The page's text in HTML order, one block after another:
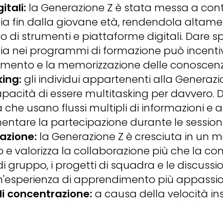
la Generazione Z è stata messa a
fin dalla giovane età, rendendola
di strumenti e piattaforme digitali. Dare
nei programmi di formazione può
e la memorizzazione delle
gli individui appartenenti alla
di essere multitasking per davvero.
che usano flussi multipli di informazioni e
la partecipazione durante le
la Generazione Z è cresciuta in un
e valorizza la collaborazione più che la
gruppo, i progetti di squadra e le
di apprendimento più
concentrazione: a causa della velocità